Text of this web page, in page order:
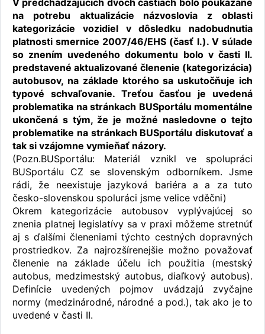
na potrebu aktualizácie názvoslovia z oblasti
kategorizácie vozidiel v dôsledku nadobudnutia
platnosti smernice 2007/46/EHS (časť I.). V súlade
so znením uvedeného dokumentu bolo v časti II.
predstavené aktualizované členenie (kategorizácia)
autobusov, na základe ktorého sa uskutočňuje ich
typové schvaľovanie. Treťou časťou je uvedená
problematika na stránkach BUSportálu momentálne
ukončená s tým, že je možné nasledovne o tejto
problematike na stránkach BUSportálu diskutovať a
tak si vzájomne vymieňať názory.
(Pozn.BUSportálu: Materiál vznikl ve spolupráci
BUSportálu CZ se slovenským odborníkem. Jsme
rádi, že neexistuje jazyková bariéra a a za tuto
česko-slovenskou spoluráci jsme velice vděčni)
Okrem kategorizácie autobusov vyplývajúcej so
znenia platnej legislatívy sa v praxi môžeme stretnúť
aj s ďalšími členeniami týchto cestných dopravných
prostriedkov. Za najrozšírenejšie možno považovať
členenie na základe účelu ich použitia (mestský
autobus, medzimestský autobus, diaľkový autobus).
Definície uvedených pojmov uvádzajú zvyčajne
normy (medzinárodné, národné a pod.), tak ako je to
uvedené v časti II.